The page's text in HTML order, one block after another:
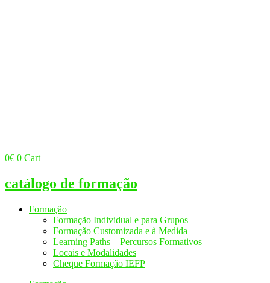
0€ 0 Cart
catálogo de formação
Formação
Formação Individual e para Grupos
Formação Customizada e à Medida
Learning Paths – Percursos Formativos
Locais e Modalidades
Cheque Formação IEFP